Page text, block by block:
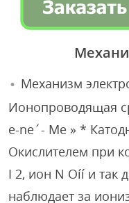
Механизм
Ионопроводящая
e-ne´- Me » *
Окислителем при
I 2, ион N Oíí и так
наблюдает за